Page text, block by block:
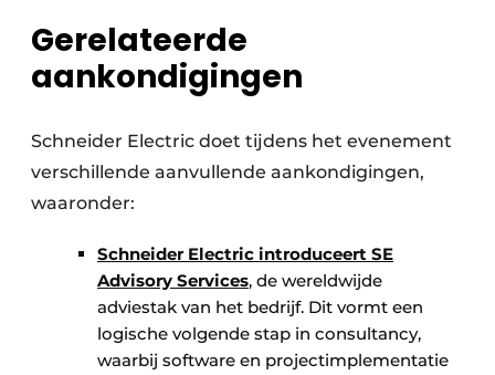
Gerelateerde
aankondigingen
Schneider Electric doet tijdens het evenement
verschillende aanvullende aankondigingen,
waaronder:
Schneider Electric introduceert SE
Advisory Services, de wereldwijde
adviestak van het bedrijf. Dit vormt een
logische volgende stap in consultancy,
waarbij software en projectimplementatie